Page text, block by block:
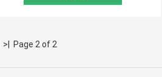
Page 2 of 2
|<